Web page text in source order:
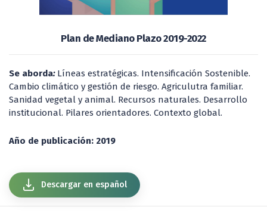
Plan de Mediano Plazo 2019-2022
Se aborda: Líneas estratégicas. Intensificación Sostenible.
Cambio climático y gestión de riesgo. Agriculutra familiar.
Sanidad vegetal y animal. Recursos naturales. Desarrollo
institucional. Pilares orientadores. Contexto global.
Año de publicación: 2019
Descargar en español